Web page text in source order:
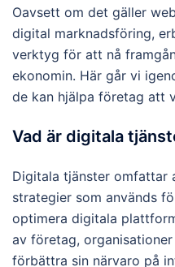
Oavsett om det gäller
digital marknadsföring,
verktyg för att nå
ekonomin. Här går vi
de kan hjälpa företag att
Vad är digitala
Digitala tjänster omfattar
strategier som används
optimera digitala
av företag,
förbättra sin närvaro på